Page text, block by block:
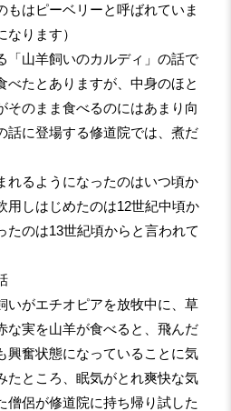
もはピーベリーと呼ばれていま
ります）
「山羊飼いのカルディ」の話で
べたとありますが、中身のほと
そのまま食べるのにはあまり向
話に登場する修道院では、煮だ
れるようになったのはいつ頃か
用しはじめたのは12世紀中頃か
たのは13世紀頃からと言われて
いがエチオピアを放牧中に、草
な実を山羊が食べると、飛んだ
興奮状態になっていることに気
たところ、眠気がとれ爽快な気
僧侶が修道院に持ち帰り試した